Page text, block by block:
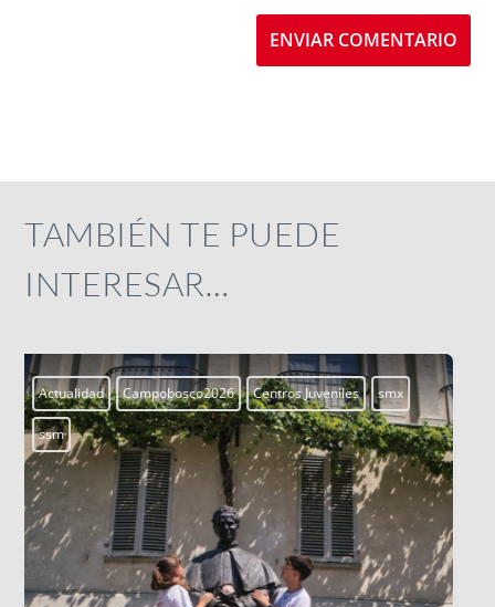
ENVIAR COMENTARIO
TAMBIÉN TE PUEDE
INTERESAR…
Aprendiendo a vivir Blogs